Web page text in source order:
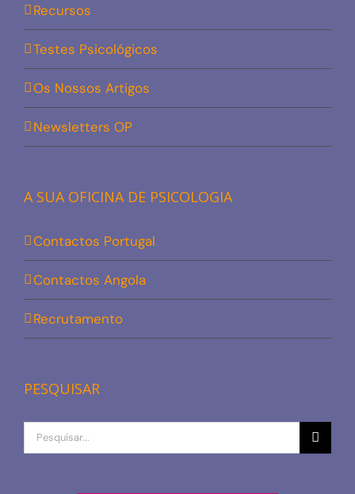
Recursos
Testes Psicológicos
Os Nossos Artigos
Newsletters OP
A SUA OFICINA DE PSICOLOGIA
Contactos Portugal
Contactos Angola
Recrutamento
PESQUISAR
Procurar
por